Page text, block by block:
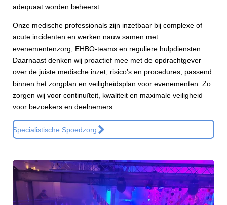
adequaat worden beheerst.
Onze medische professionals zijn inzetbaar bij complexe of
acute incidenten en werken nauw samen met
evenementenzorg, EHBO‑teams en reguliere hulpdiensten.
Daarnaast denken wij proactief mee met de opdrachtgever
over de juiste medische inzet, risico’s en procedures, passend
binnen het zorgplan en veiligheidsplan voor evenementen. Zo
zorgen wij voor continuïteit, kwaliteit en maximale veiligheid
voor bezoekers en deelnemers.
Specialistische Spoedzorg